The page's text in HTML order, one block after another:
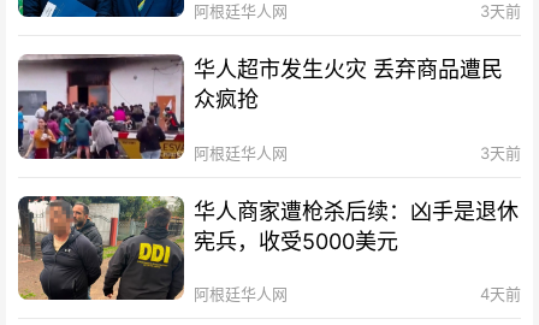
阿根廷华人网 3天前
华人超市发生火灾 丢弃商品遭民
众疯抢
阿根廷华人网 3天前
华人商家遭枪杀后续：凶手是退休
宪兵，收受5000美元
阿根廷华人网 4天前